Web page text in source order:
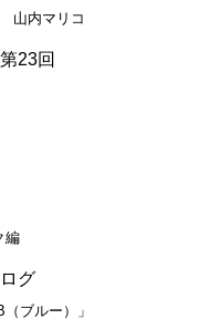
山内マリコ
23回
編
グ
ブルー）」